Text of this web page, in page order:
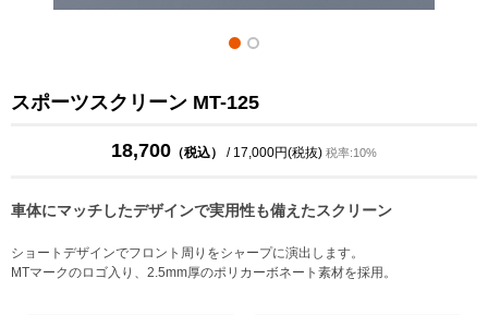
スポーツスクリーン MT-125
18,700 （税込） / 17,000円(税抜) 税率:10%
車体にマッチしたデザインで実用性も備えたスクリーン
ショートデザインでフロント周りをシャープに演出します。
MTマークのロゴ入り、2.5mm厚のポリカーボネート素材を採用。